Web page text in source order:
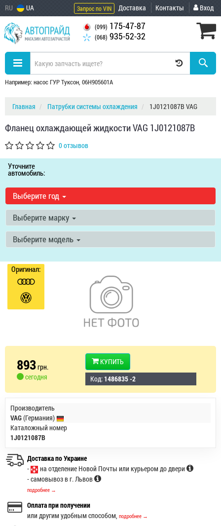
RU UA Запрос по VIN Доставка Контакты Вход
(099) 175-47-87
(068) 935-52-32
Например: насос ГУР Туксон, 06H905601A
Главная Патрубки системы охлаждения 1J0121087B VAG
Фланец охлаждающей жидкости VAG 1J0121087B
0 отзывов
Уточните
автомобиль:
Выберите год
Выберите марку
Выберите модель
Оригинал:
893грн.
сегодня
КУПИТЬ
Код: 1486835 -2
Производитель
VAG(Германия)
Каталожный номер
1J0121087B
Доставка по Украине
-
на отделение Новой Почты или курьером до двери
- самовывоз в г. Львов
подробнее →
Оплата при получении
или другим удобным способом, подробнее →